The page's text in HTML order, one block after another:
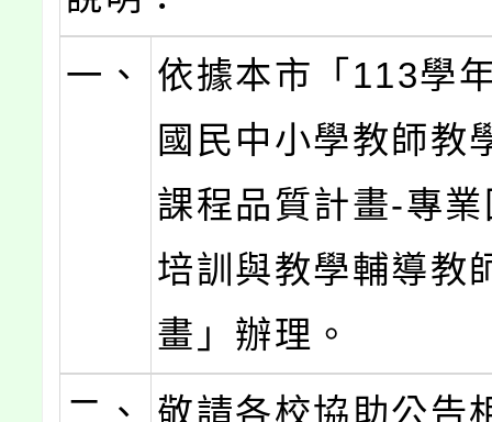
一、
依據本市「113學
國民中小學教師教
課程品質計畫-專
培訓與教學輔導教
畫」辦理。
二、
敬請各校協助公告